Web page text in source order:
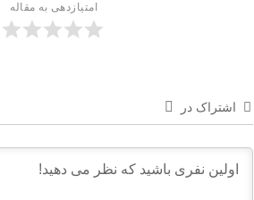
امتیازدهی به مقاله
اشتراک در